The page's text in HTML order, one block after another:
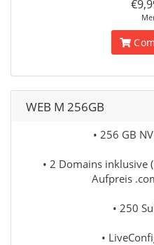
WEB M 256GB
• 256 GB
• 2 Domains inklusive
Aufpreis
• 250
•